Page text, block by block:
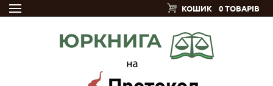
КОШИК 0 ТОВАРІВ